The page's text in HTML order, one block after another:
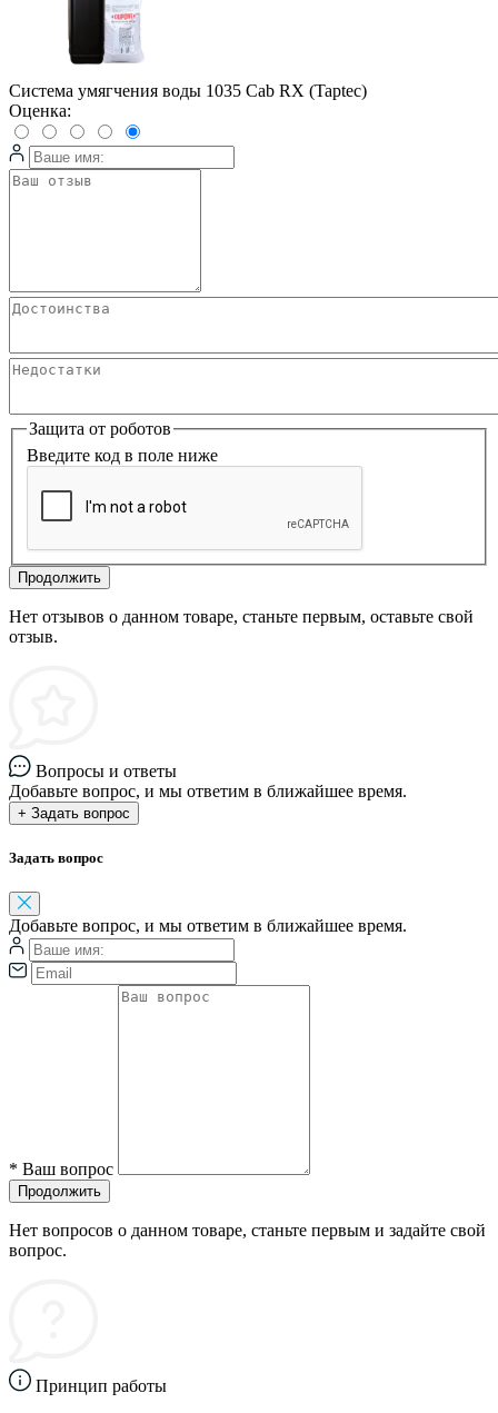
Система умягчения воды 1035 Cab RX (Taptec)
Оценка:
Защита от роботов
Введите код в поле ниже
Продолжить
Нет отзывов о данном товаре, станьте первым, оставьте свой
отзыв.
Вопросы и ответы
Добавьте вопрос, и мы ответим в ближайшее время.
+ Задать вопрос
Задать вопрос
Добавьте вопрос, и мы ответим в ближайшее время.
* Ваш вопрос
Продолжить
Нет вопросов о данном товаре, станьте первым и задайте свой
вопрос.
Принцип работы